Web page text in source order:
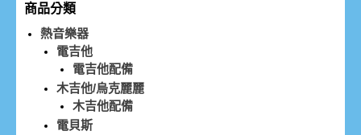
商品分類
熱音樂器
電吉他
電吉他配備
木吉他/烏克麗麗
木吉他配備
電貝斯